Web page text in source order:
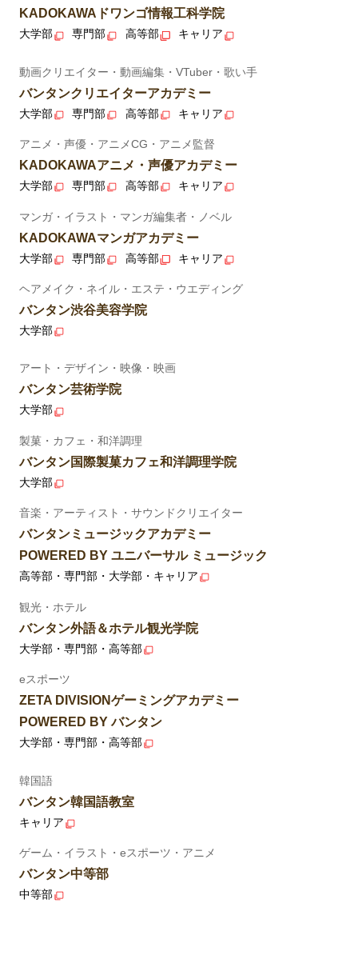
KADOKAWAドワンゴ情報工科学院
大学部 専門部 高等部 キャリア
動画クリエイター・動画編集・VTuber・歌い手
バンタンクリエイターアカデミー
大学部 専門部 高等部 キャリア
アニメ・声優・アニメCG・アニメ監督
KADOKAWAアニメ・声優アカデミー
大学部 専門部 高等部 キャリア
マンガ・イラスト・マンガ編集者・ノベル
KADOKAWAマンガアカデミー
大学部 専門部 高等部 キャリア
ヘアメイク・ネイル・エステ・ウエディング
バンタン渋谷美容学院
大学部
アート・デザイン・映像・映画
バンタン芸術学院
大学部
製菓・カフェ・和洋調理
バンタン国際製菓カフェ和洋調理学院
大学部
音楽・アーティスト・サウンドクリエイター
バンタンミュージックアカデミー
POWERED BY ユニバーサル ミュージック
高等部・専門部・大学部・キャリア
観光・ホテル
バンタン外語＆ホテル観光学院
大学部・専門部・高等部
eスポーツ
ZETA DIVISIONゲーミングアカデミー
POWERED BY バンタン
大学部・専門部・高等部
韓国語
バンタン韓国語教室
キャリア
ゲーム・イラスト・eスポーツ・アニメ
バンタン中等部
中等部